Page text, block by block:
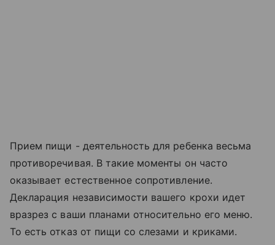
Прием пищи - деятельность для ребенка весьма
противоречивая. В такие моменты он часто
оказывает естественное сопротивление.
Декларация независимости вашего крохи идет
вразрез с ваши планами относительно его меню.
То есть отказ от пищи со слезами и криками.